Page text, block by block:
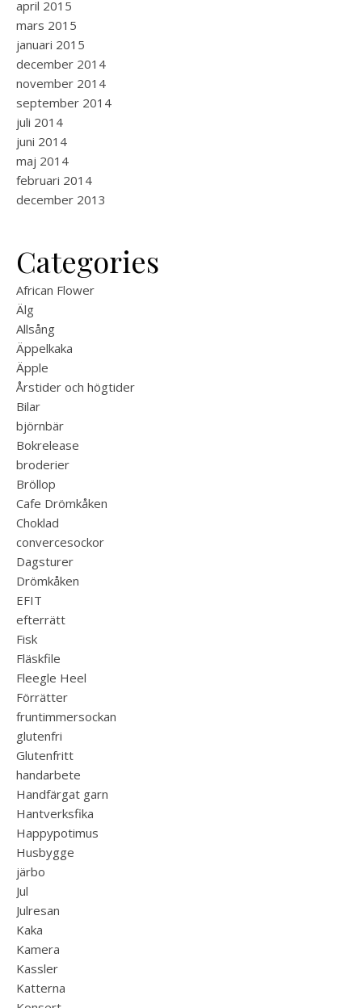
april 2015
mars 2015
januari 2015
december 2014
november 2014
september 2014
juli 2014
juni 2014
maj 2014
februari 2014
december 2013
Categories
African Flower
Älg
Allsång
Äppelkaka
Äpple
Årstider och högtider
Bilar
björnbär
Bokrelease
broderier
Bröllop
Cafe Drömkåken
Choklad
convercesockor
Dagsturer
Drömkåken
EFIT
efterrätt
Fisk
Fläskfile
Fleegle Heel
Förrätter
fruntimmersockan
glutenfri
Glutenfritt
handarbete
Handfärgat garn
Hantverksfika
Happypotimus
Husbygge
järbo
Jul
Julresan
Kaka
Kamera
Kassler
Katterna